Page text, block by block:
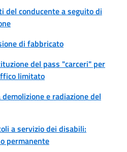
del conducente a seguito di
di fabbricato
del pass "carceri" per
limitato
e radiazione del
a servizio dei disabili:
permanente